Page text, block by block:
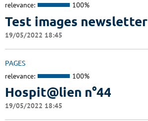
relevance: 100%
Test images newsletter
19/05/2022 18:45
PAGES
relevance: 100%
Hospit@lien n°44
19/05/2022 18:45